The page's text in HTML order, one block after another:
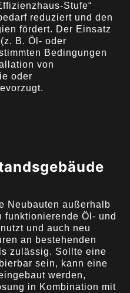
Stufe“
reduziert und den
fördert. Der Einsatz
B. Öl- oder
Bedingungen
von
oder
Neubauten außerhalb
funktionierende Öl- und
und auch neu
an bestehenden
zulässig. Sollte eine
sein, kann eine
werden,
in Kombination mit